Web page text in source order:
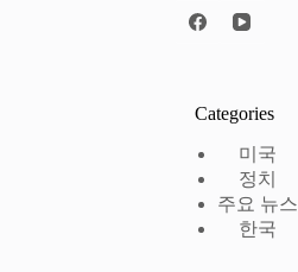
Categories
미국
정치
주요 뉴스
한국